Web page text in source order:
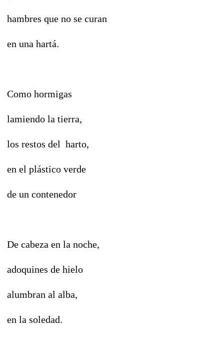
hambres que no se curan
en una hartá.
Como hormigas
lamiendo la tierra,
los restos del harto,
en el plástico verde
de un contenedor
De cabeza en la noche,
adoquines de hielo
alumbran al alba,
en la soledad.